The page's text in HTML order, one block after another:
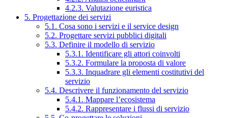
4.2.3. Valutazione euristica
5. Progettazione dei servizi
5.1. Cosa sono i servizi e il service design
5.2. Progettare servizi pubblici digitali
5.3. Definire il modello di servizio
5.3.1. Identificare gli attori coinvolti
5.3.2. Formulare la proposta di valore
5.3.3. Inquadrare gli elementi costitutivi del
servizio
5.4. Descrivere il funzionamento del servizio
5.4.1. Mappare l’ecosistema
5.4.2. Rappresentare i flussi di servizio